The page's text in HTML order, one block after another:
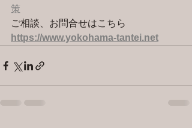
策
ご相談、お問合せはこちら
https://www.yokohama-tantei.net